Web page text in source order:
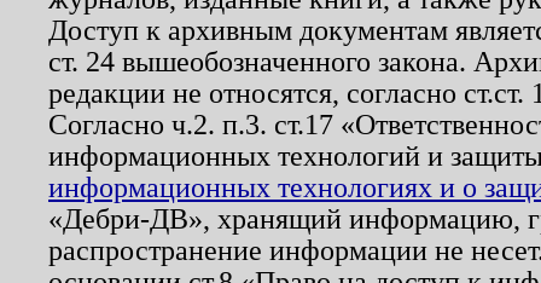
Доступ к архивным документам
ст. 24 вышеобозначенного закона.
редакции не относятся, согласно
Согласно ч.2. п.3. ст.17
информационных технологий и
информационных технологиях и о
«Дебри-ДВ», хранящий информацию,
распространение информации не